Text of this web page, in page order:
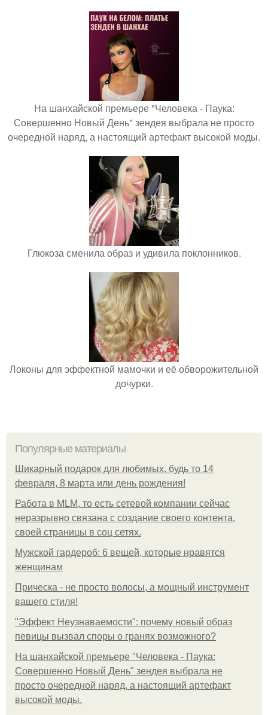
На шанхайской премьере "Человека - Паука:
Совершенно Новый День" зендея выбрала не просто
очередной наряд, а настоящий артефакт высокой моды.
Глюкоза сменила образ и удивила поклонников.
Локоны для эффектной мамочки и её обворожительной
дочурки.
Популярные материалы
Шикарный подарок для любимых, будь то 14
февраля, 8 марта или день рождения!
Работа в MLM, то есть сетевой компании сейчас
неразрывно связана с создание своего контента,
своей страницы в соц сетях.
Мужской гардероб: 6 вещей, которые нравятся
женщинам
Прическа - не просто волосы, а мощный инструмент
вашего стиля!
"Эффект Неузнаваемости": почему новый образ
певицы вызвал споры о гранях возможного?
На шанхайской премьере "Человека - Паука:
Совершенно Новый День" зендея выбрала не
просто очередной наряд, а настоящий артефакт
высокой моды.